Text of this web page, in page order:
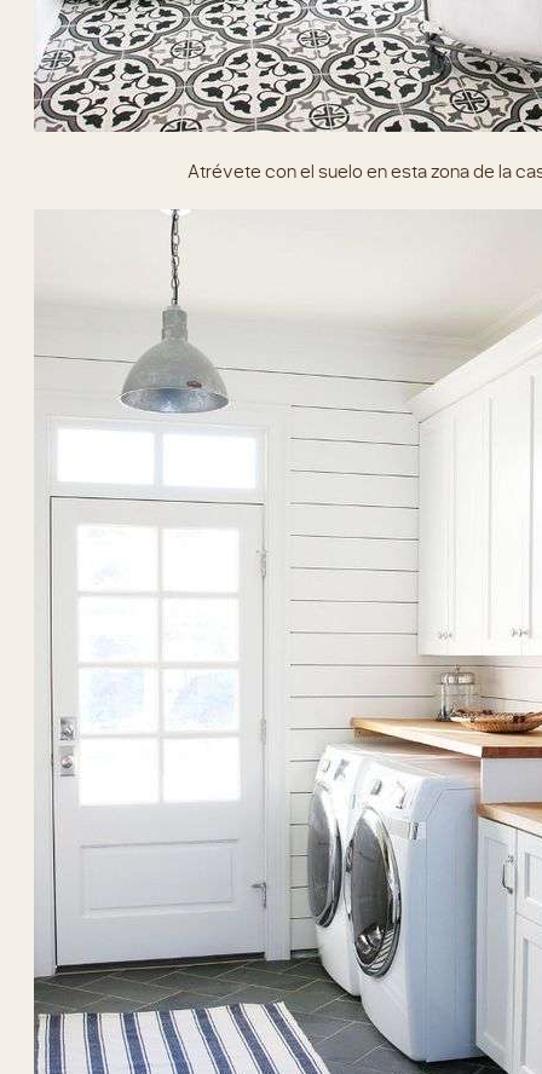
Atrévete con el suelo en esta zona de la